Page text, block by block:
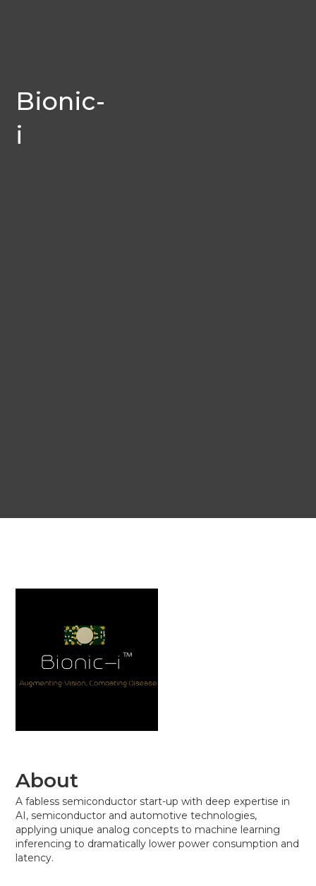
Bionic-
i
About
A fabless semiconductor start-up with deep expertise in
AI, semiconductor and automotive technologies,
applying unique analog concepts to machine learning
inferencing to dramatically lower power consumption and
latency.